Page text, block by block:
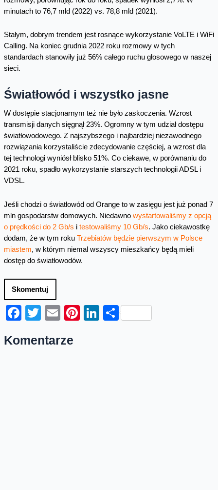
minutach to 76,7 mld (2022) vs. 78,8 mld (2021).
Stałym, dobrym trendem jest rosnące wykorzystanie VoLTE i WiFi
Calling. Na koniec grudnia 2022 roku rozmowy w tych
standardach stanowiły już 56% całego ruchu głosowego w naszej
sieci.
Światłowód i wszystko jasne
W dostępie stacjonarnym też nie było zaskoczenia. Wzrost
transmisji danych sięgnął 23%. Ogromny w tym udział dostępu
światłowodowego. Z najszybszego i najbardziej niezawodnego
rozwiązania korzystaliście zdecydowanie częściej, a wzrost dla
tej technologi wyniósł blisko 51%. Co ciekawe, w porównaniu do
2021 roku, spadło wykorzystanie starszych technologii ADSL i
VDSL.
Jeśli chodzi o światłowód od Orange to w zasięgu jest już ponad 7
mln gospodarstw domowych. Niedawno wystartowaliśmy z opcją
o prędkości do 2 Gb/s i testowaliśmy 10 Gb/s. Jako ciekawostkę
dodam, że w tym roku Trzebiatów będzie pierwszym w Polsce
miastem, w którym niemal wszyscy mieszkańcy będą mieli
dostęp do światłowodów.
Skomentuj
Facebook
Twitter
EmailPinterest
LinkedIn
Share
Komentarze